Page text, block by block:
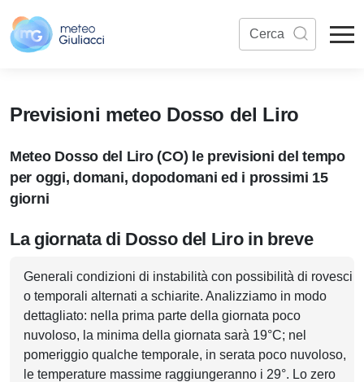
Previsioni meteo Dosso del Liro
Meteo Dosso del Liro (CO) le previsioni del tempo
per oggi, domani, dopodomani ed i prossimi 15
giorni
La giornata di Dosso del Liro in breve
Generali condizioni di instabilità con possibilità di rovesci
o temporali alternati a schiarite. Analizziamo in modo
dettagliato: nella prima parte della giornata poco
nuvoloso, la minima della giornata sarà 19°C; nel
pomeriggio qualche temporale, in serata poco nuvoloso,
le temperature massime raggiungeranno i 29°. Lo zero